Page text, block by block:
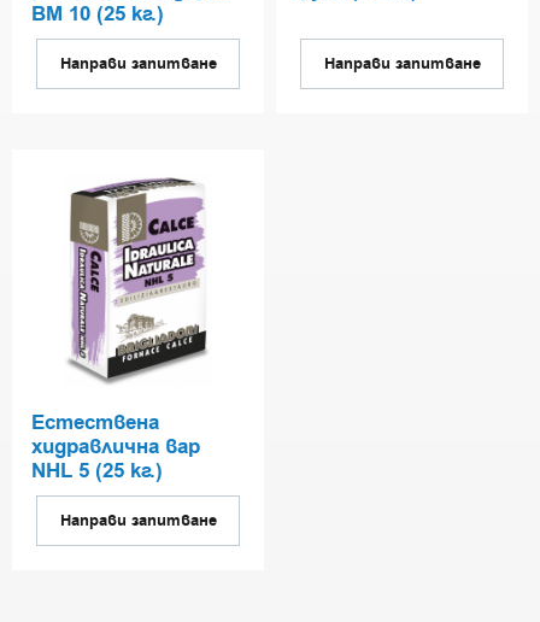
BM 10 (25 кг.)
Направи запитване Направи запитване
Естествена
хидравлична вар
NHL 5 (25 кг.)
Направи запитване